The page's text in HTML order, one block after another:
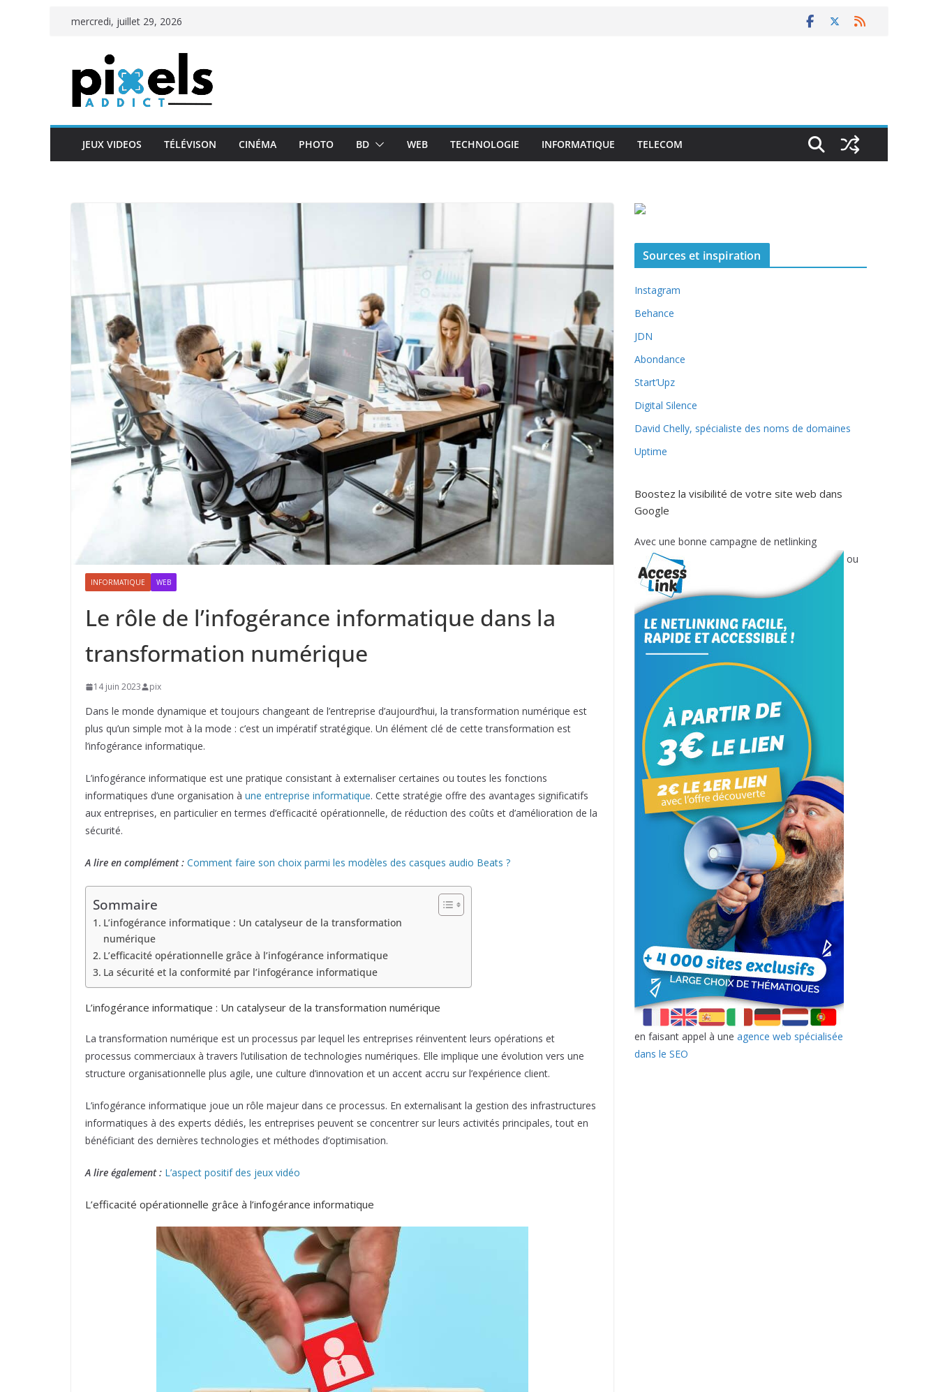
Passermercredi, juillet 29, 2026
JEUX VIDEOS TÉLÉVISON CINÉMA PHOTO BD WEB TECHNOLOGIE INFORMATIQUE TELECOM
INFORMATIQUE WEB
Le rôle de l’infogérance informatique dans la
transformation numérique
14 juin 2023 pix
Dans le monde dynamique et toujours changeant de l’entreprise d’aujourd’hui, la transformation numérique est
plus qu’un simple mot à la mode : c’est un impératif stratégique. Un élément clé de cette transformation est
l’infogérance informatique.
L’infogérance informatique est une pratique consistant à externaliser certaines ou toutes les fonctions
informatiques d’une organisation à une entreprise informatique. Cette stratégie offre des avantages significatifs
aux entreprises, en particulier en termes d’efficacité opérationnelle, de réduction des coûts et d’amélioration de la
sécurité.
A lire en complément : Comment faire son choix parmi les modèles des casques audio Beats ?
Sommaire
L’infogérance informatique : Un catalyseur de la transformation
numérique
L’efficacité opérationnelle grâce à l’infogérance informatique
La sécurité et la conformité par l’infogérance informatique
L’infogérance informatique : Un catalyseur de la transformation numérique
La transformation numérique est un processus par lequel les entreprises réinventent leurs opérations et
processus commerciaux à travers l’utilisation de technologies numériques. Elle implique une évolution vers une
structure organisationnelle plus agile, une culture d’innovation et un accent accru sur l’expérience client.
L’infogérance informatique joue un rôle majeur dans ce processus. En externalisant la gestion des infrastructures
informatiques à des experts dédiés, les entreprises peuvent se concentrer sur leurs activités principales, tout en
bénéficiant des dernières technologies et méthodes d’optimisation.
A lire également : L’aspect positif des jeux vidéo
L’efficacité opérationnelle grâce à l’infogérance informatique
Sources et inspiration
Instagram
Behance
JDN
Abondance
Start’Upz
Digital Silence
David Chelly, spécialiste des noms de domaines
Uptime
Boostez la visibilité de votre site web dans
Google
Avec une bonne campagne de netlinking
ou
en faisant appel à une agence web spécialisée
dans le SEO